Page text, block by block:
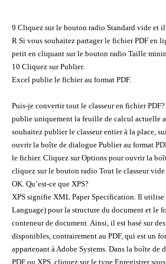
9 Cliquez sur le bouton radio Standard vide et il
R Si vous souhaitez partager le fichier PDF en
petit en cliquant sur le bouton radio Taille
10 Cliquez sur Publier.
Excel publie le fichier au format PDF.
Puis-je convertir tout le classeur en fichier
publie uniquement la feuille de calcul actuelle
souhaitez publier le classeur entier à la place,
ouvrir la boîte de dialogue Publier au format
le fichier. Cliquez sur Options pour ouvrir la
cliquez sur le bouton radio Tout le classeur
OK. Qu’est-ce que XPS?
XPS signifie XML Paper Specification. Il
Language) pour la structure du document et le
conteneur de document. Ainsi, il est basé sur
disponibles, contrairement au PDF, qui est un
appartenant à Adobe Systems. Dans la boîte de
PDF ou XPS, cliquez sur le type Enregistrer sous